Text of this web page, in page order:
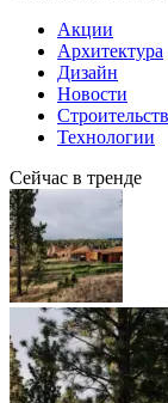
Акции
Архитектура
Дизайн
Новости
Технологии
Сейчас в тренде